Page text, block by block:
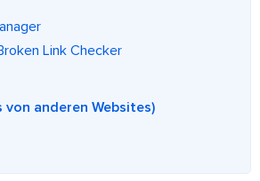
Link Checker
von anderen Websites)